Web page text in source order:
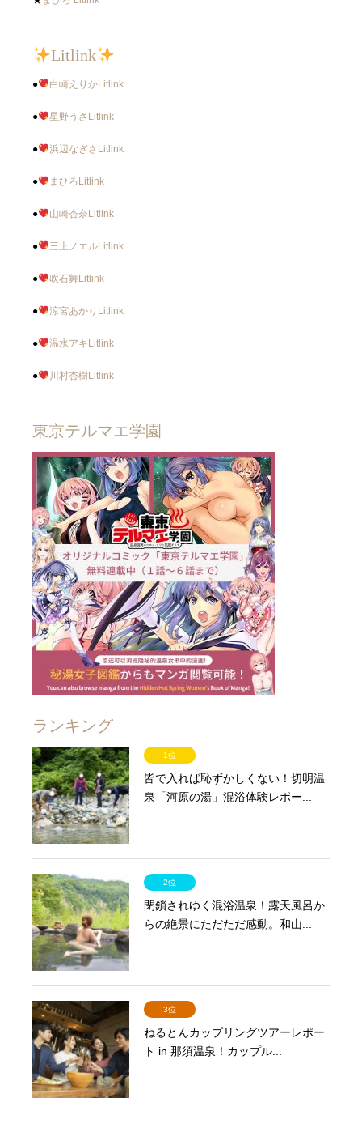
Litlink
● 白崎えりかLitlink
● 星野うさLitlink
● 浜辺なぎさLitlink
● まひろLitlink
● 山崎杏奈Litlink
● 三上ノエルLitlink
● 吹石舞Litlink
● 涼宮あかりLitlink
● 温水アキLitlink
● 川村杏樹Litlink
東京テルマエ学園
ランキング
1位
皆で入れば恥ずかしくない！切明温
泉「河原の湯」混浴体験レポー...
2位
閉鎖されゆく混浴温泉！露天風呂か
らの絶景にただただ感動。和山...
3位
ねるとんカップリングツアーレポー
ト in 那須温泉！カップル...